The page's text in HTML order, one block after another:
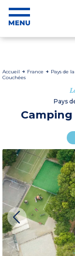
Accueil France Pays de
Couchées
Pays
Camping